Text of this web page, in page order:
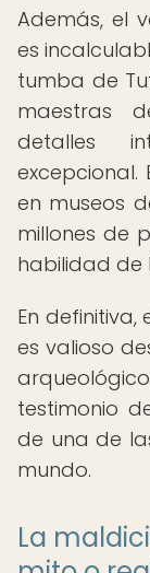
Además, el
es
tumba de
maestras
detalles
excepcional.
en museos
millones de
habilidad de
En
es valioso
testimonio
de una de
mundo.
La